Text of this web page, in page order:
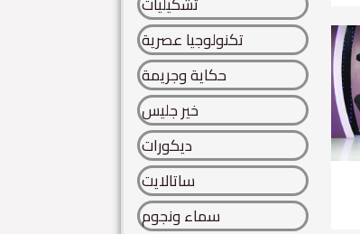
تكنولوجيا عصرية
حكاية وجريمة
خير جليس
ديكورات
ساتالايت
سماء ونجوم